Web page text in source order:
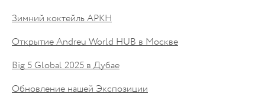
Зимний коктейль АРКН
Открытие Andreu World HUB в Москве
Big 5 Global 2025 в Дубае
Обновление нашей Экспозиции